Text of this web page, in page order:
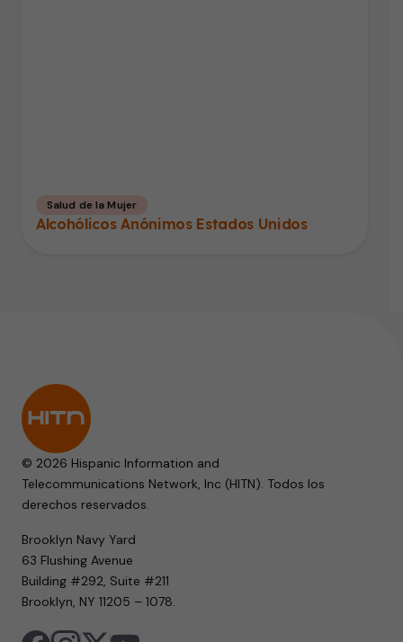
Salud de la Mujer
Alcohólicos Anónimos Estados Unidos
© 2026 Hispanic Information and
Telecommunications Network, Inc (HITN). Todos los
derechos reservados.
Brooklyn Navy Yard
63 Flushing Avenue
Building #292, Suite #211
Brooklyn, NY 11205 – 1078.